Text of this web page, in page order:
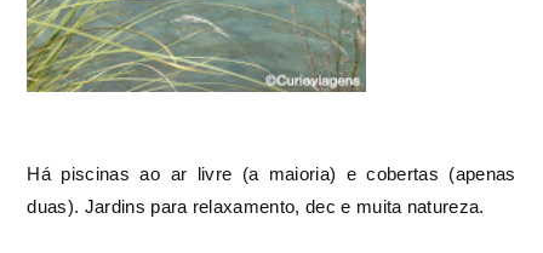
Há piscinas ao ar livre (a maioria) e cobertas (apenas
duas). Jardins para relaxamento, dec e muita natureza.